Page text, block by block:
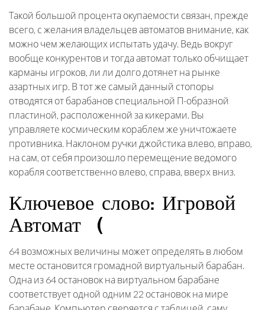
Такой большой процента окупаемости связан, прежде
всего, с желания владельцев автоматов внимание, как
можно чем желающих испытать удачу. Ведь вокруг
вообще конкурентов и тогда автомат только обчищает
карманы игроков, ли ли долго дотянет на рынке
азартных игр. В тот же самый данный стопоры
отводятся от барабанов специальной П-образной
пластиной, расположенной за кикерами. Вы
управляете космическим кораблем же уничтожаете
противника. Наклоном ручки джойстика влево, вправо,
на сам, от себя произошло перемещение ведомого
корабля соответственно влево, справа, вверх вниз.
Ключевое слово: Игровой
Автомат (
64 возможных величины может определять в любом
месте остановится громадной виртуальный барабан.
Одна из 64 остановок на виртуальном барабане
соответствует одной одним 22 остановок на мире